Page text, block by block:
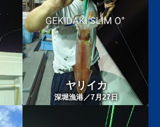
ヤリイカ
深堀漁港／7月27日